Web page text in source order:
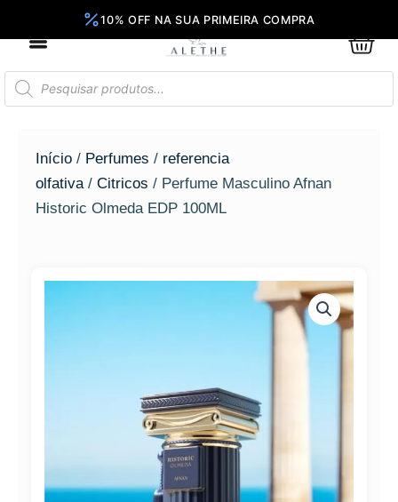
conteúdo
Pesquisar
produtos
Início / Perfumes / referencia
olfativa / Citricos / Perfume Masculino Afnan
Historic Olmeda EDP 100ML